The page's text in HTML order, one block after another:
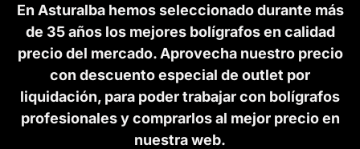
En Asturalba hemos seleccionado durante más
de 35 años los mejores bolígrafos en calidad
precio del mercado. Aprovecha nuestro precio
con descuento especial de outlet por
liquidación, para poder trabajar con bolígrafos
profesionales y comprarlos al mejor precio en
nuestra web.